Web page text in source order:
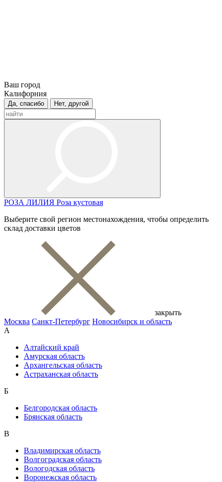
Ваш город
Калифорния
Да, спасибо Нет, другой
РОЗА ЛИЛИЯ Роза кустовая
Выберите свой регион местонахождения, чтобы определить
склад доставки цветов
закрыть
Москва Санкт-Петербург Новосибирск и область
А
Алтайский край
Амурская область
Архангельская область
Астраханская область
Б
Белгородская область
Брянская область
В
Владимирская область
Волгоградская область
Вологодская область
Воронежская область